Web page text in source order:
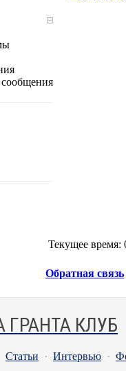
сообщения
Текущее время:
Обратная связь
КЛУБ
Статьи · Интервью ·